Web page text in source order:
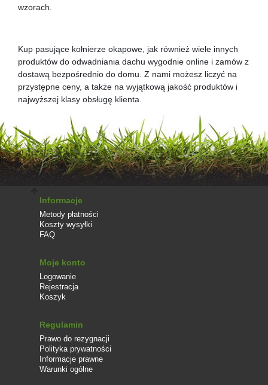
wzorach.
Kup pasujące kołnierze okapowe, jak również wiele innych
produktów do odwadniania dachu wygodnie online i zamów z
dostawą bezpośrednio do domu. Z nami możesz liczyć na
przystępne ceny, a także na wyjątkową jakość produktów i
najwyższej klasy obsługę klienta.
Informacje
Metody płatności
Koszty wysyłki
FAQ
Moje konto
Logowanie
Rejestracja
Koszyk
Regulamin
Prawo do rezygnacji
Polityka prywatności
Informacje prawne
Warunki ogólne